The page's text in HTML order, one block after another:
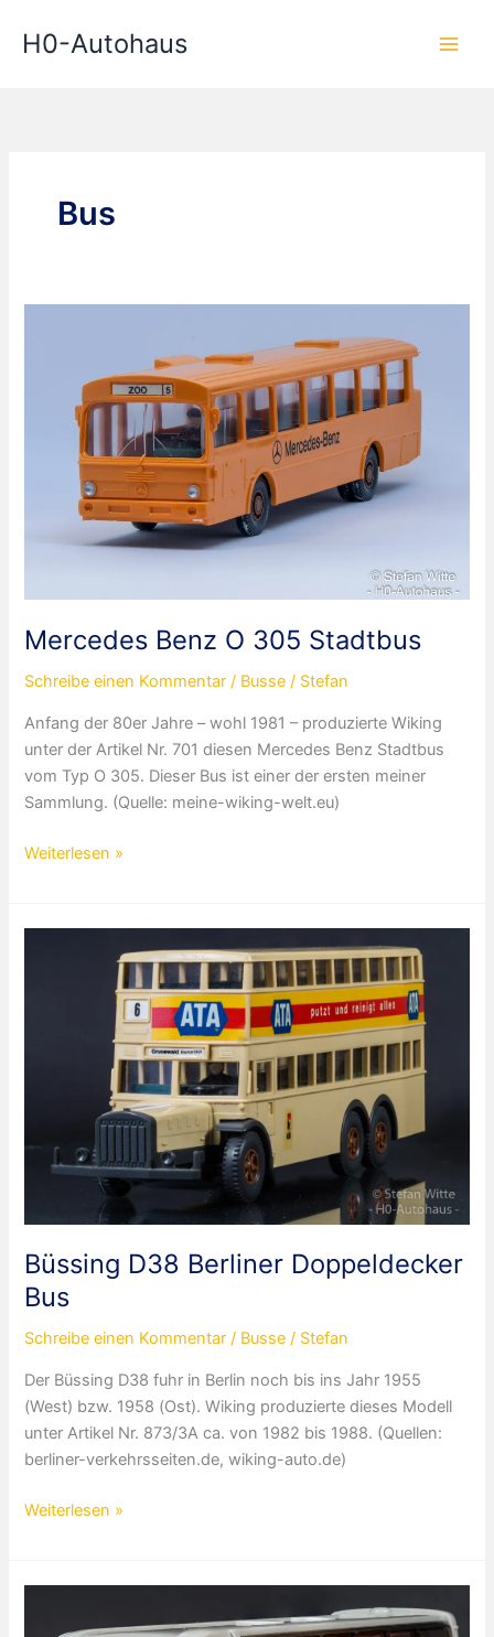
InhaltH0-Autohaus
Bus
Mercedes Benz O 305 Stadtbus
Schreibe einen Kommentar / Busse / Stefan
Anfang der 80er Jahre – wohl 1981 – produzierte Wiking
unter der Artikel Nr. 701 diesen Mercedes Benz Stadtbus
vom Typ O 305. Dieser Bus ist einer der ersten meiner
Sammlung. (Quelle: meine-wiking-welt.eu)
Mercedes
305
Weiterlesen »
Büssing D38 Berliner Doppeldecker
Bus
Schreibe einen Kommentar / Busse / Stefan
Der Büssing D38 fuhr in Berlin noch bis ins Jahr 1955
(West) bzw. 1958 (Ost). Wiking produzierte dieses Modell
unter Artikel Nr. 873/3A ca. von 1982 bis 1988. (Quellen:
berliner-verkehrsseiten.de, wiking-auto.de)
Büssing
Doppeldecker
Weiterlesen »